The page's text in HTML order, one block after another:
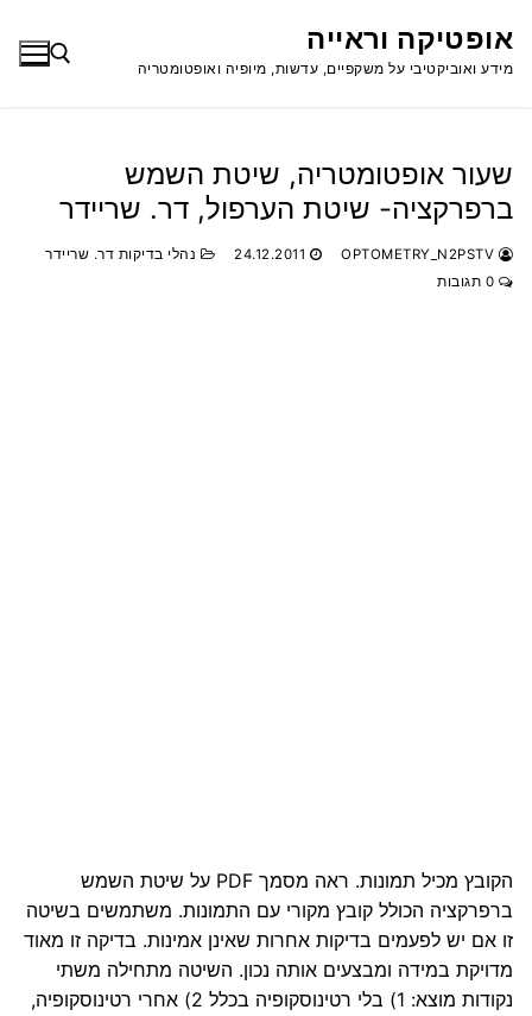
לתוכןאופטיקה וראייה
מידע ואוביקטיבי על משקפיים, עדשות, מיופיה ואופטומטריה
שעור אופטומטריה, שיטת השמש
ברפרקציה- שיטת הערפול, דר. שריידר
24.12.2011
נהלי בדיקות דר. שריידר
הקובץ מכיל תמונות.
ראה מסמך PDF על שיטת השמש
ברפרקציה הכולל קובץ מקורי עם התמונות. משתמשים בשיטה
זו אם יש לפעמים בדיקות אחרות שאינן אמינות. בדיקה זו מאוד
מדויקת במידה ומבצעים אותה נכון. השיטה מתחילה משתי
נקודות מוצא: 1) בלי רטינוסקופיה בכלל 2) אחרי רטינוסקופיה,